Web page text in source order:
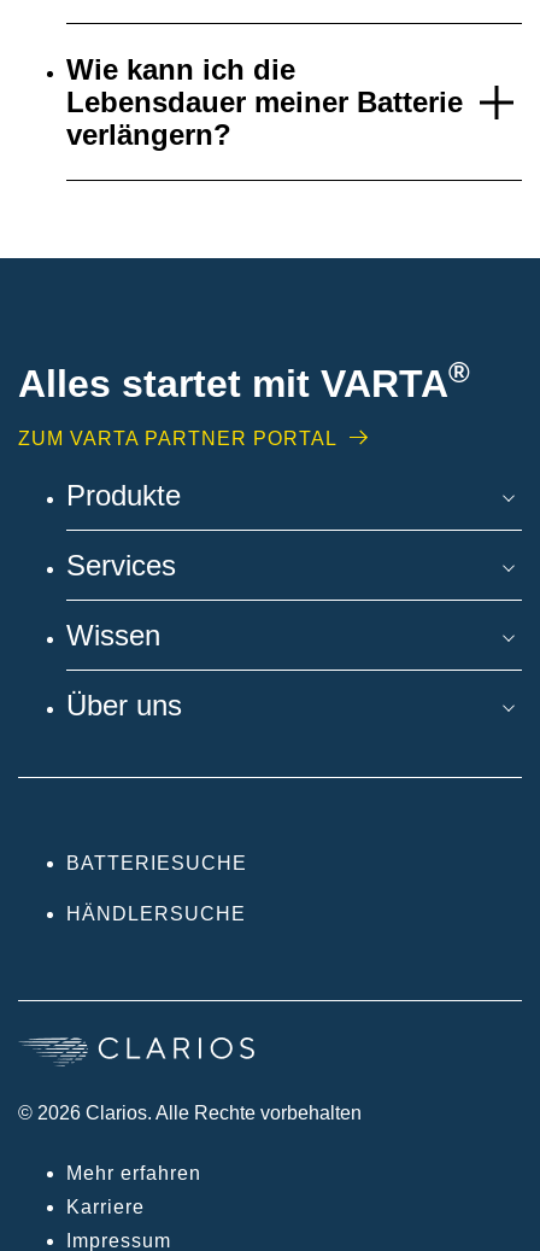
Wie kann ich die
Lebensdauer meiner Batterie
verlängern?
Alles startet mit VARTA®
ZUM VARTA PARTNER PORTAL
Produkte
Services
Wissen
Über uns
BATTERIESUCHE
HÄNDLERSUCHE
© 2026 Clarios. Alle Rechte vorbehalten
Mehr erfahren
Karriere
Impressum